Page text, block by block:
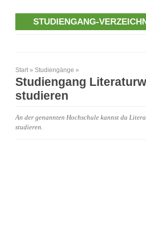
STUDIENGANG-
Start » Studiengänge »
Studiengang
studieren
An der genannten Hochschule kannst du
studieren.